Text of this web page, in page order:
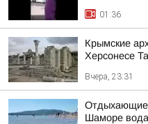
01:36
Крымские
Херсонесе
Вчера, 23:31
Отдыхающие
Шаморе вода